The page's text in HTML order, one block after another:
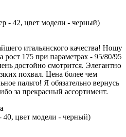
- 42, цвет модели - черный)
итальянского качества! Ношу
рост 175 при параметрах - 95/80/95
достойно смотрится. Элегантно
похвал. Цена более чем
пальто! Я обязательно вернусь
за прекрасный ассортимент.
40, цвет модели - черный)